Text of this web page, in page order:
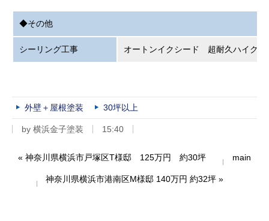
◆その他
シーリング工事 オートンイクシード 超耐久ハイクオ
外壁＋屋根塗装 30坪以上
by 横浜金子塗装 15:40
« 神奈川県横浜市戸塚区T様邸 125万円 約30坪 main
神奈川県横浜市港南区M様邸 140万円 約32坪 »